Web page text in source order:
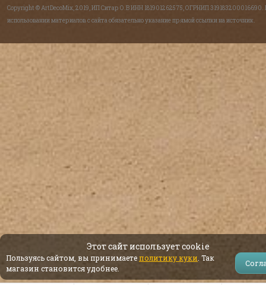
Copyright © ArtDecoMix, 2019, ИП Ситар О.В ИНН 181901262575, ОГРНИП 319183200016690.
использовании материалов с сайта обязательно указание прямой ссылки на источник.
Этот сайт использует cookie
Пользуясь сайтом, вы принимаете политику куки . Так
магазин становится удобнее.